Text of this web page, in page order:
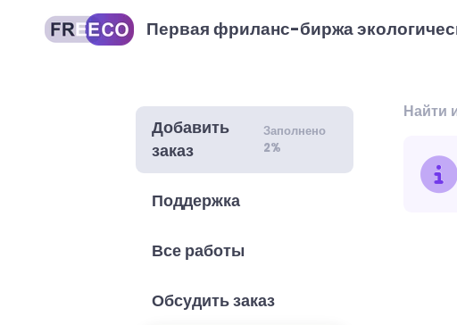
Первая фриланс-биржа
Добавить
заказ
Заполнено
2%
Поддержка
Все работы
Обсудить заказ
Найти